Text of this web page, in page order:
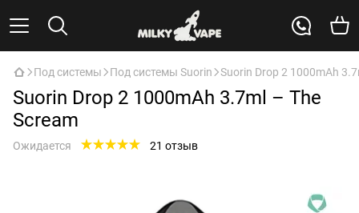
Под системы Под системы Suorin Suorin Drop 2 1000mAh
Suorin Drop 2 1000mAh 3.7ml – The
Scream
Ожидается 21 отзыв